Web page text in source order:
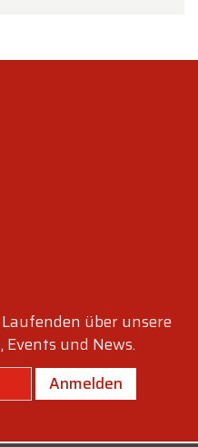
über unsere
Events und News.
Anmelden